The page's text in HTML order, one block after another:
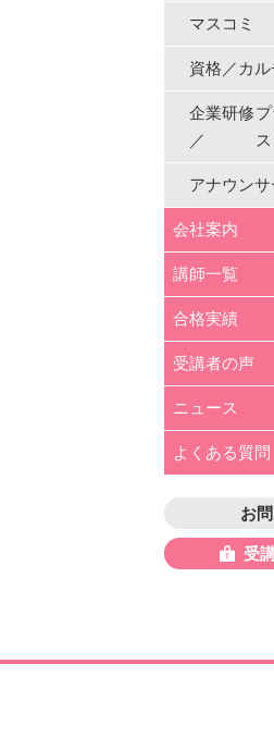
マスコミ
資格／カ
企業研修
／
アナウン
会社案内
講師一覧
合格実績
受講者の声
ニュース
よくある質問
お
受